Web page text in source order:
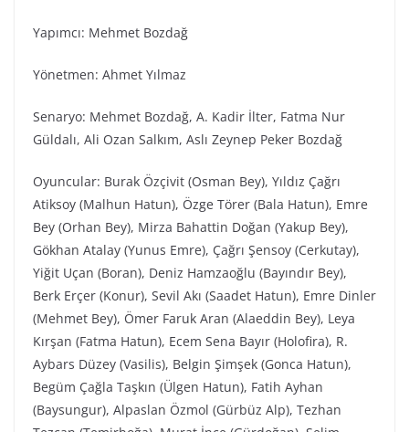
Yapımcı: Mehmet Bozdağ
Yönetmen: Ahmet Yılmaz
Senaryo: Mehmet Bozdağ, A. Kadir İlter, Fatma Nur
Güldalı, Ali Ozan Salkım, Aslı Zeynep Peker Bozdağ
Oyuncular: Burak Özçivit (Osman Bey), Yıldız Çağrı
Atiksoy (Malhun Hatun), Özge Törer (Bala Hatun), Emre
Bey (Orhan Bey), Mirza Bahattin Doğan (Yakup Bey),
Gökhan Atalay (Yunus Emre), Çağrı Şensoy (Cerkutay),
Yiğit Uçan (Boran), Deniz Hamzaoğlu (Bayındır Bey),
Berk Erçer (Konur), Sevil Akı (Saadet Hatun), Emre Dinler
(Mehmet Bey), Ömer Faruk Aran (Alaeddin Bey), Leya
Kırşan (Fatma Hatun), Ecem Sena Bayır (Holofira), R.
Aybars Düzey (Vasilis), Belgin Şimşek (Gonca Hatun),
Begüm Çağla Taşkın (Ülgen Hatun), Fatih Ayhan
(Baysungur), Alpaslan Özmol (Gürbüz Alp), Tezhan